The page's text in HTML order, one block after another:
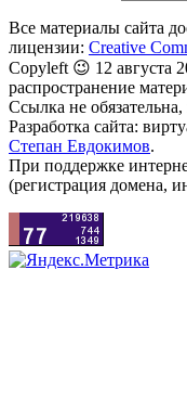
Все материалы сайта
лицензии: Creative
Copyleft 😉 12 августа
распространение
Ссылка не
Разработка сайта:
Степан Евдокимов.
При поддержке
(регистрация домена,